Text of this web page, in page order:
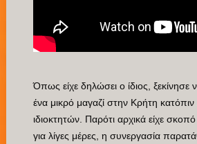
Όπως είχε δηλώσει ο ίδιος, ξεκίνησε
ένα μικρό μαγαζί στην Κρήτη
ιδιοκτητών. Παρότι αρχικά είχε
για λίγες μέρες, η συνεργασία